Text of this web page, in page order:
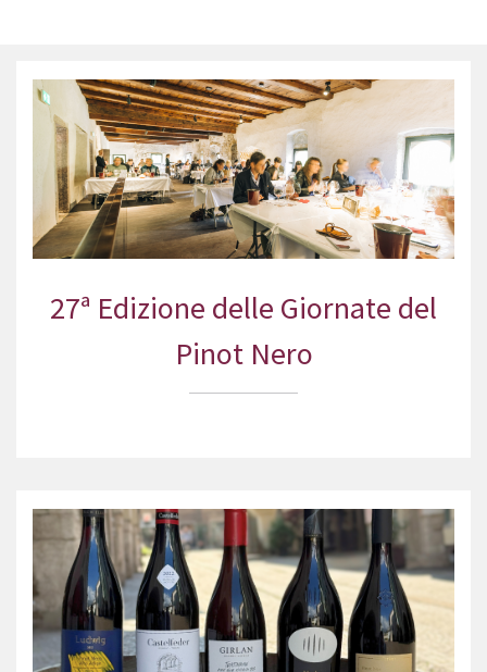
27ª Edizione delle Giornate del
Pinot Nero